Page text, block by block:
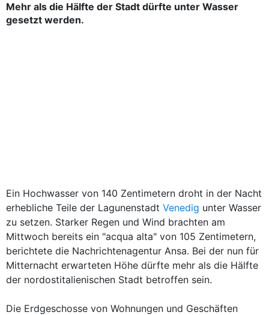
Mehr als die Hälfte der Stadt dürfte unter Wasser
gesetzt werden.
Ein Hochwasser von 140 Zentimetern droht in der Nacht
erhebliche Teile der Lagunenstadt Venedig unter Wasser
zu setzen. Starker Regen und Wind brachten am
Mittwoch bereits ein "acqua alta" von 105 Zentimetern,
berichtete die Nachrichtenagentur Ansa. Bei der nun für
Mitternacht erwarteten Höhe dürfte mehr als die Hälfte
der nordostitalienischen Stadt betroffen sein.
Die Erdgeschosse von Wohnungen und Geschäften